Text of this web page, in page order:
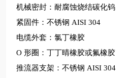
机械密封：耐腐蚀烧结碳化钨
紧固件：不锈钢 AISI 304
电缆外套：氯丁橡胶
O 形圈：丁丁晴橡胶或氟橡胶
推流器支架：不锈钢 AISI 304